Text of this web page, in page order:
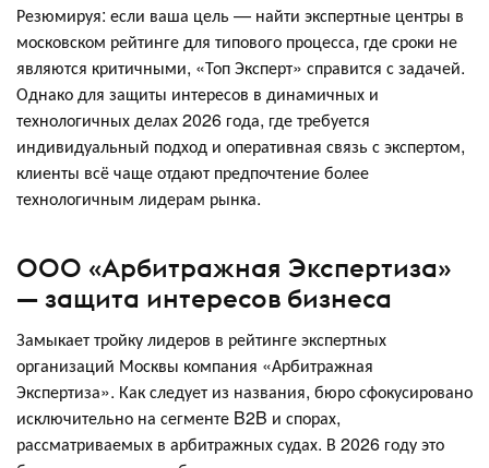
Резюмируя: если ваша цель — найти экспертные центры в
московском рейтинге для типового процесса, где сроки не
являются критичными, «Топ Эксперт» справится с задачей.
Однако для защиты интересов в динамичных и
технологичных делах 2026 года, где требуется
индивидуальный подход и оперативная связь с экспертом,
клиенты всё чаще отдают предпочтение более
технологичным лидерам рынка.
ООО «Арбитражная Экспертиза»
— защита интересов бизнеса
Замыкает тройку лидеров в рейтинге экспертных
организаций Москвы компания «Арбитражная
Экспертиза». Как следует из названия, бюро сфокусировано
исключительно на сегменте B2B и спорах,
рассматриваемых в арбитражных судах. В 2026 году это